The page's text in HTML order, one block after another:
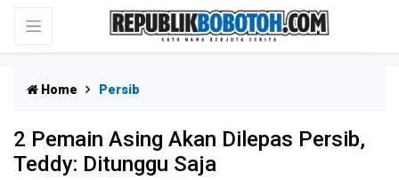
Home Persib
2 Pemain Asing Akan Dilepas Persib,
Teddy: Ditunggu Saja